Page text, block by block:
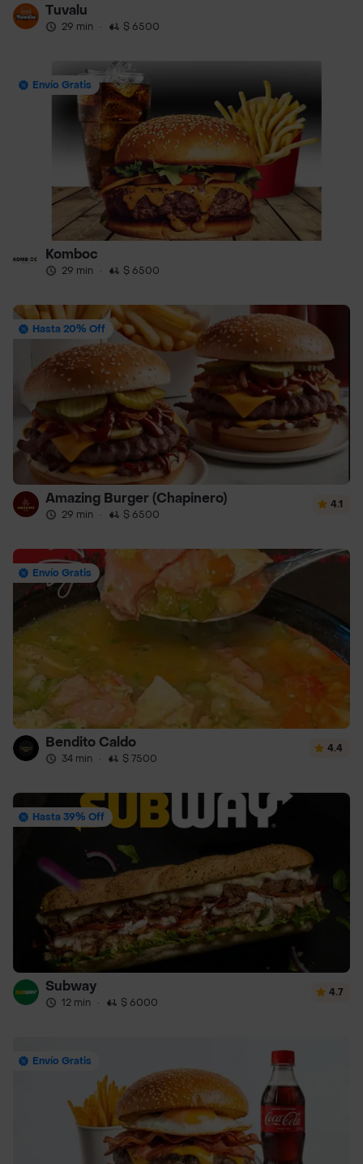
Tuvalu
29 min · $ 6500
Envío Gratis
Komboc
29 min · $ 6500
Hasta 20% Off
Amazing Burger (Chapinero)
29 min · $ 6500
4.1
Envío Gratis
Bendito Caldo
34 min · $ 7500
4.4
Hasta 39% Off
Subway
12 min · $ 6000
4.7
Envío Gratis